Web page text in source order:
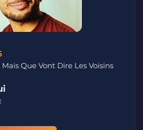
Que Vont Dire Les Voisins